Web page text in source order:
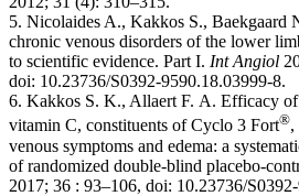
5. Nicolaides A., Kakkos S., Baekgaard
chronic venous disorders of the lower
to scientific evidence. Part I. Int Angiol
doi: 10.23736/S0392-9590.18.03999-8.
6. Kakkos S. K., Allaert F. A. Efficacy
vitamin C, constituents of Cyclo 3 Fort®,
venous symptoms and edema: a
of randomized double-blind placebo-
2017; 36 : 93–106, doi: 10.23736/